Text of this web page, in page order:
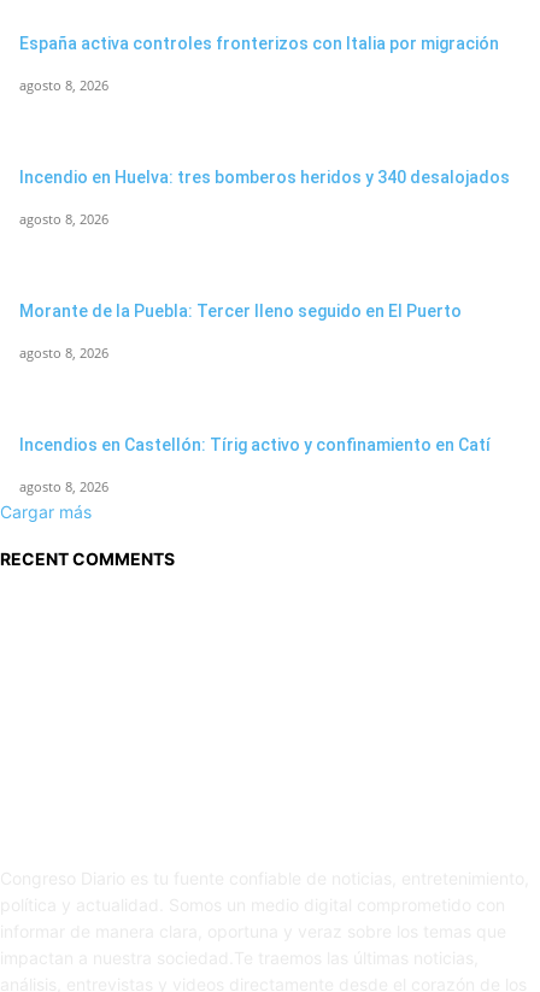
España activa controles fronterizos con Italia por migración
agosto 8, 2026
Incendio en Huelva: tres bomberos heridos y 340 desalojados
agosto 8, 2026
Morante de la Puebla: Tercer lleno seguido en El Puerto
agosto 8, 2026
Incendios en Castellón: Tírig activo y confinamiento en Catí
agosto 8, 2026
Cargar más
RECENT COMMENTS